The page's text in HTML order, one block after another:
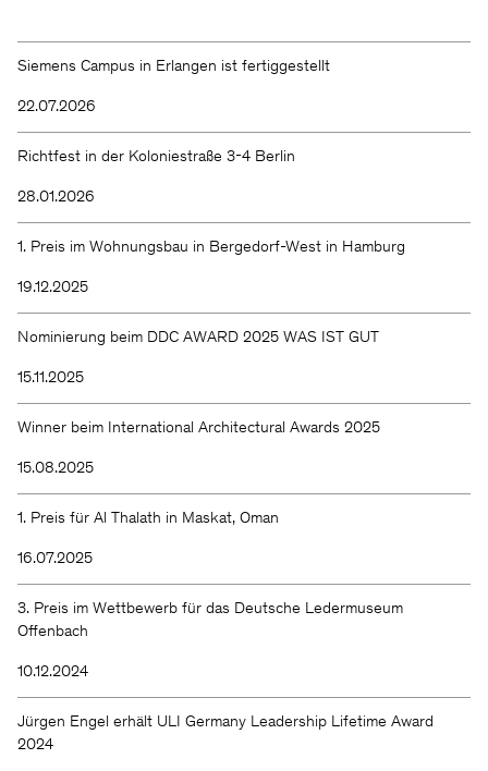
Siemens Campus in Erlangen ist fertiggestellt
22.07.2026
Richtfest in der Koloniestraße 3-4 Berlin
28.01.2026
1. Preis im Wohnungsbau in Bergedorf-West in Hamburg
19.12.2025
Nominierung beim DDC AWARD 2025 WAS IST GUT
15.11.2025
Winner beim International Architectural Awards 2025
15.08.2025
1. Preis für Al Thalath in Maskat, Oman
16.07.2025
3. Preis im Wettbewerb für das Deutsche Ledermuseum
Offenbach
10.12.2024
Jürgen Engel erhält ULI Germany Leadership Lifetime Award
2024